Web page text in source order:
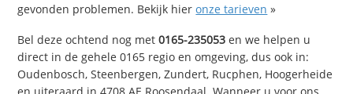
gevonden problemen. Bekijk hieronze tarieven »
Bel deze ochtend nog met0165-235053 en we helpen u
direct in de gehele 0165 regio en omgeving, dus ook in:
Oudenbosch, Steenbergen, Zundert, Rucphen, Hoogerheide
en uiteraard in 4708 AE Roosendaal. Wanneer u voor ons